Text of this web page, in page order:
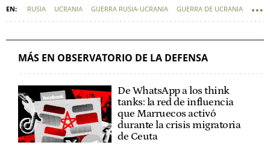
RUSIA UCRANIA GUERRA RUSIA-UCRANIA GUERRA DE UCRANIA
MÁS EN OBSERVATORIO DE LA DEFENSA
De WhatsApp a los think
tanks: la red de influencia
que Marruecos activó
durante la crisis migratoria
de Ceuta